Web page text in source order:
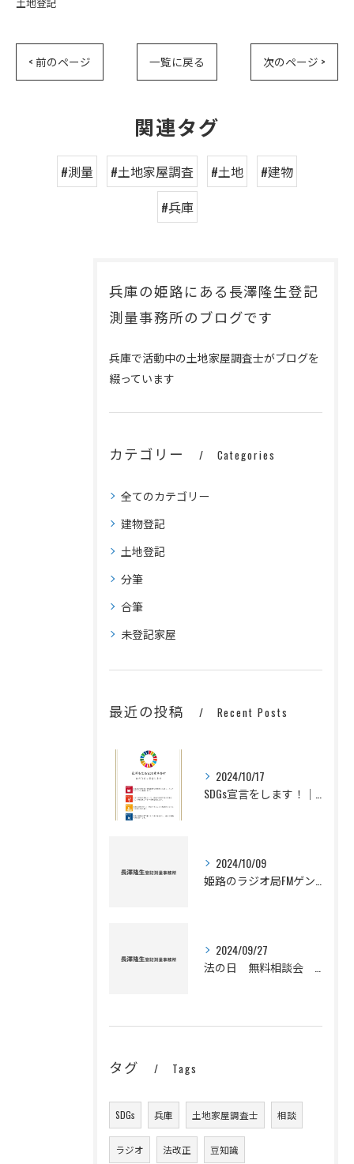
< 前のページ 一覧に戻る 次のページ >
関連タグ
#測量 #土地家屋調査 #土地
#建物
#兵庫
兵庫の姫路にある長澤隆生登記
測量事務所のブログです
兵庫で活動中の土地家屋調査士がブログを
綴っています
カテゴリー Categories
全てのカテゴリー
建物登記
土地登記
分筆
合筆
未登記家屋
最近の投稿 Recent Posts
2024/10/17
2024/10/09
2024/09/27
タグ Tags
SDGs 兵庫 土地家屋調査士 相談
ラジオ 法改正 豆知識